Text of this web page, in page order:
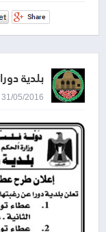
بلدية دورا
31/05/2016 09:21 صباحاً